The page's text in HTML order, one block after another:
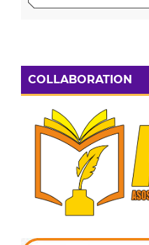
COLLABORATION